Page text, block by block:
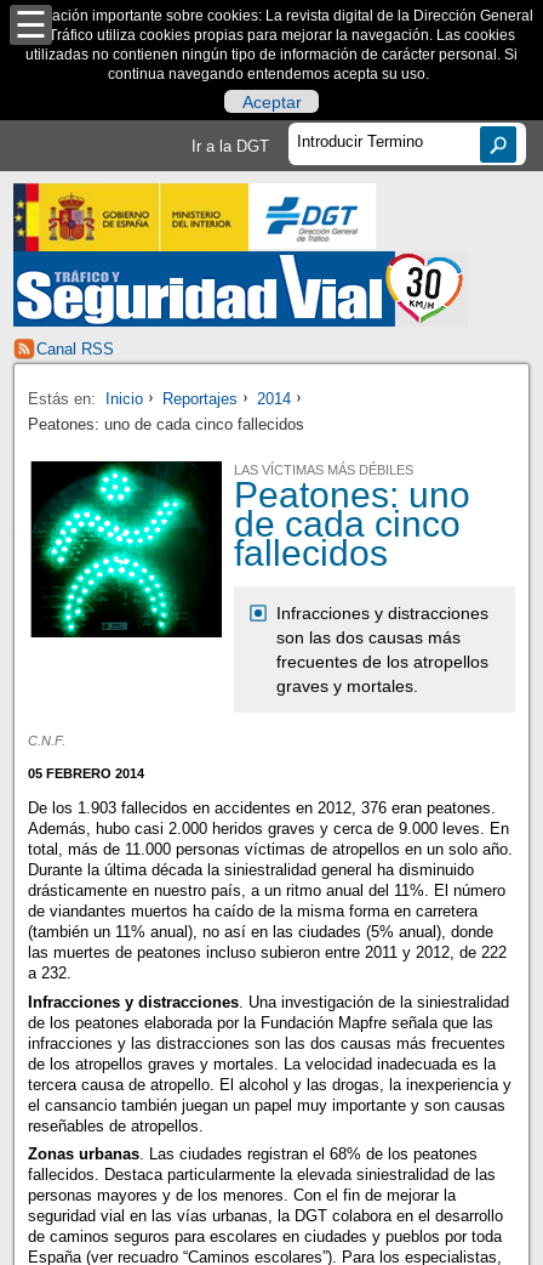
Información importante sobre cookies: La revista digital de la Dirección General
de Tráfico utiliza cookies propias para mejorar la navegación. Las cookies
utilizadas no contienen ningún tipo de información de carácter personal. Si
continua navegando entendemos acepta su uso.
Aceptar
Ir a la DGT
Canal RSS
Estás en: Inicio Reportajes
2014
Peatones: uno de cada cinco fallecidos
LAS VÍCTIMAS MÁS DÉBILES
Peatones: uno
de cada cinco
fallecidos
Infracciones y distracciones
son las dos causas más
frecuentes de los atropellos
graves y mortales.
C.N.F.
05 FEBRERO 2014
De los 1.903 fallecidos en accidentes en 2012, 376 eran peatones.
Además, hubo casi 2.000 heridos graves y cerca de 9.000 leves. En
total, más de 11.000 personas víctimas de atropellos en un solo año.
Durante la última década la siniestralidad general ha disminuido
drásticamente en nuestro país, a un ritmo anual del 11%. El número
de viandantes muertos ha caído de la misma forma en carretera
(también un 11% anual), no así en las ciudades (5% anual), donde
las muertes de peatones incluso subieron entre 2011 y 2012, de 222
a 232.
Infracciones y distracciones. Una investigación de la siniestralidad
de los peatones elaborada por la Fundación Mapfre señala que las
infracciones y las distracciones son las dos causas más frecuentes
de los atropellos graves y mortales. La velocidad inadecuada es la
tercera causa de atropello. El alcohol y las drogas, la inexperiencia y
el cansancio también juegan un papel muy importante y son causas
reseñables de atropellos.
Zonas urbanas. Las ciudades registran el 68% de los peatones
fallecidos. Destaca particularmente la elevada siniestralidad de las
personas mayores y de los menores. Con el fin de mejorar la
seguridad vial en las vías urbanas, la DGT colabora en el desarrollo
de caminos seguros para escolares en ciudades y pueblos por toda
España (ver recuadro “Caminos escolares”). Para los especialistas,